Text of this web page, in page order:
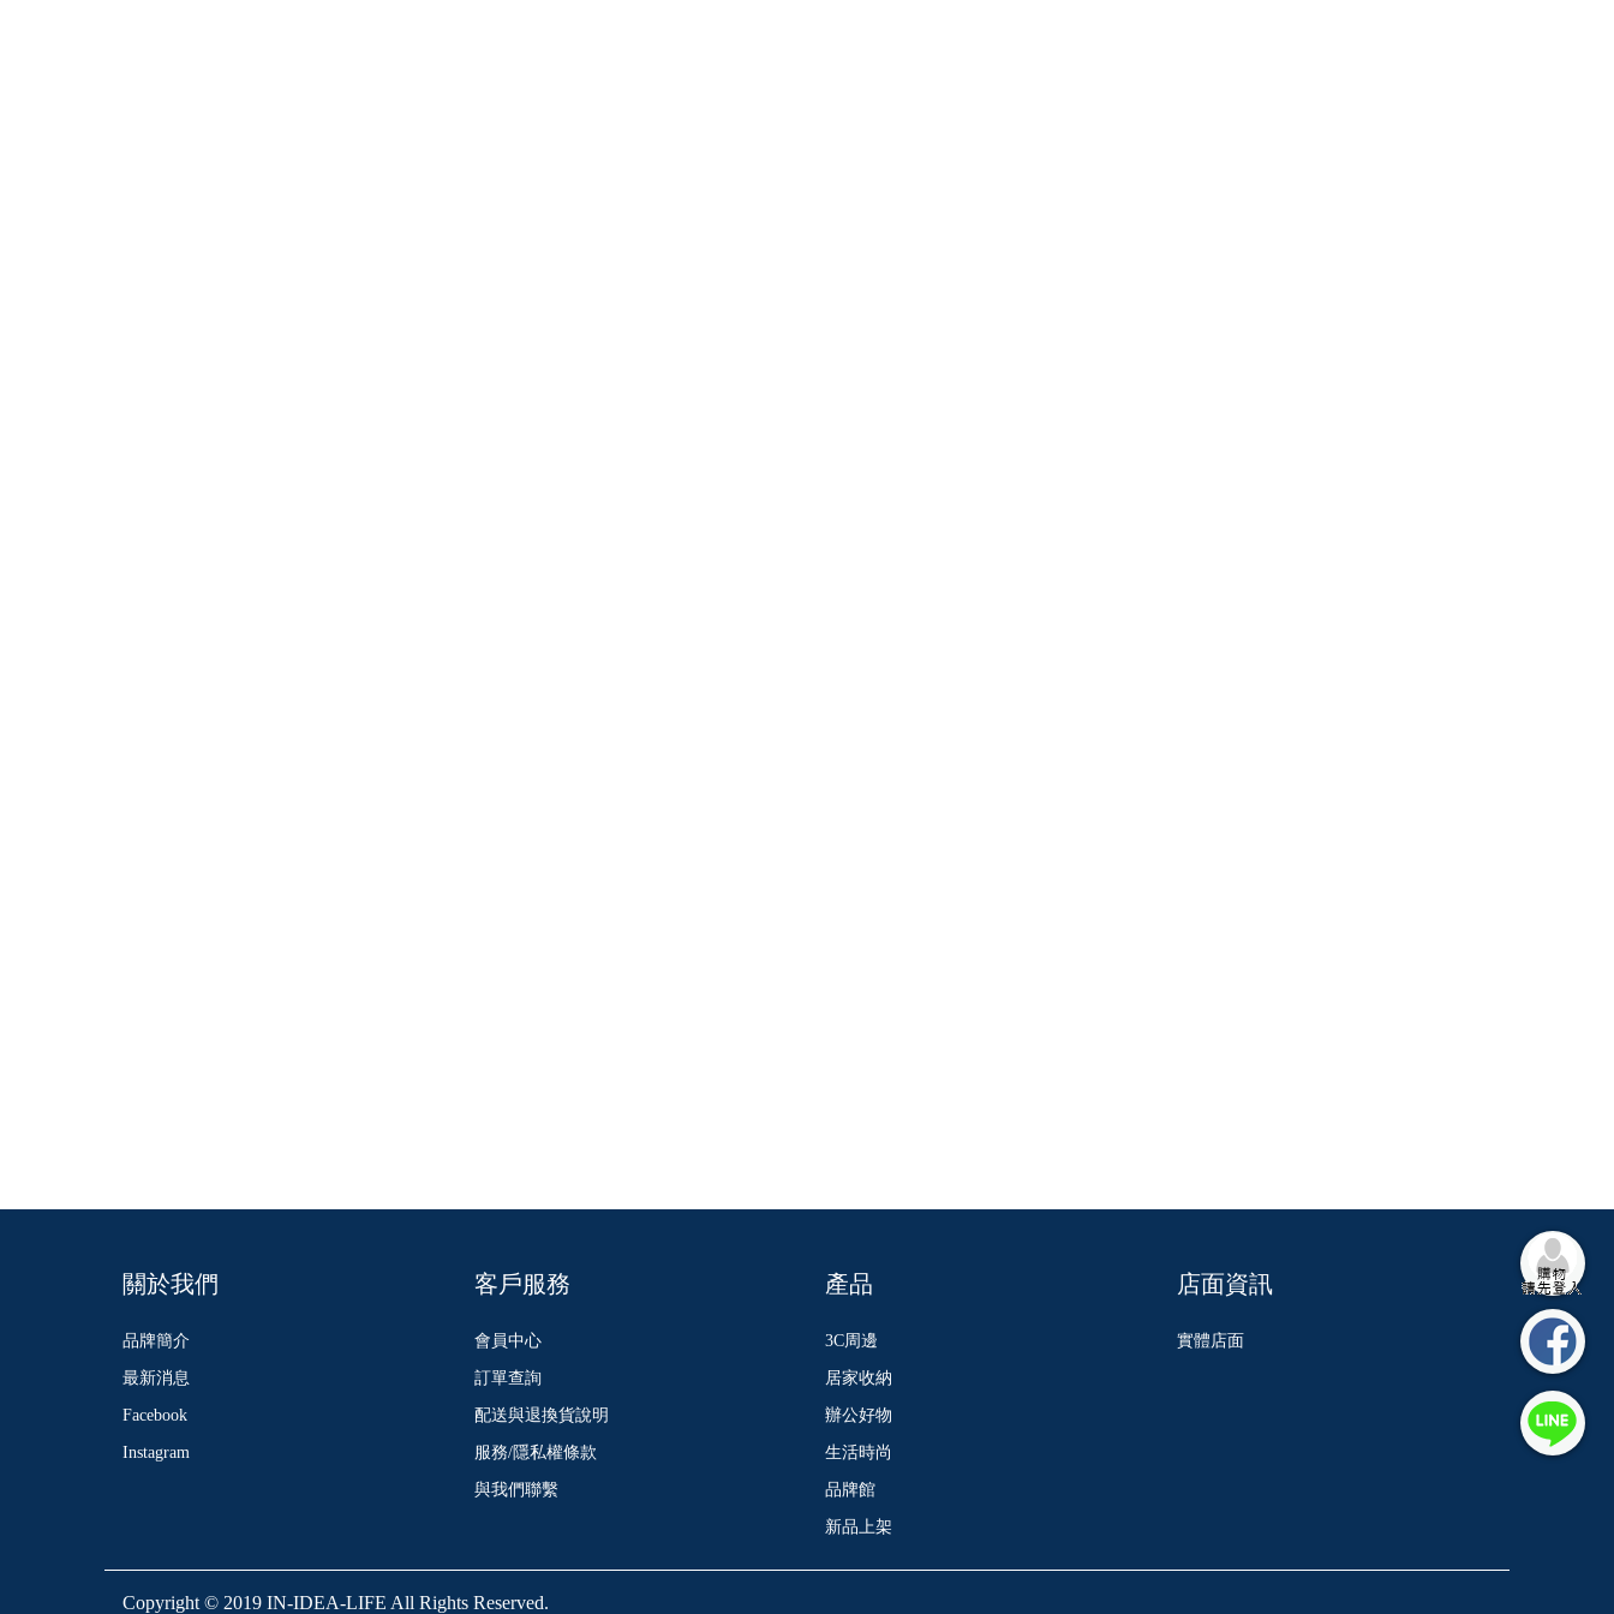
關於我們
品牌簡介
最新消息
Facebook
Instagram
客戶服務
會員中心
訂單查詢
配送與退換貨說明
服務/隱私權條款
與我們聯繫
產品
3C周邊
居家收納
辦公好物
生活時尚
品牌館
新品上架
店面資訊
實體店面
Copyright © 2019 IN-IDEA-LIFE All Rights Reserved.